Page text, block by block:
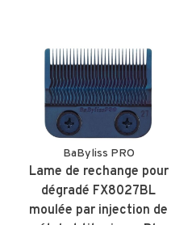
BaByliss PRO
Lame de rechange pour
dégradé FX8027BL
moulée par injection de